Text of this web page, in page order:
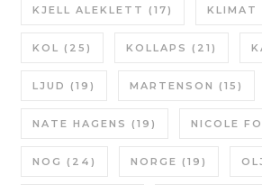
KJELL ALEKLETT (17) KLIMAT
KOL (25) KOLLAPS (21)
LJUD (19) MARTENSON (15)
NATE HAGENS (19) NICOLE
NOG (24) NORGE (19)